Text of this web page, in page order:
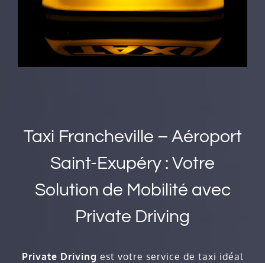
Taxi Francheville – Aéroport
Saint-Exupéry : Votre
Solution de Mobilité avec
Private Driving
Private Driving est votre service de taxi idéal